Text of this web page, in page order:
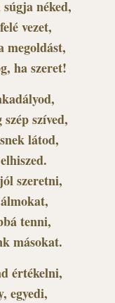
néked,
vezet,
megoldást,
ha szeret!
szíved,
látod,
szeretni,
tenni,
másokat.
értékelni,
egyedi,